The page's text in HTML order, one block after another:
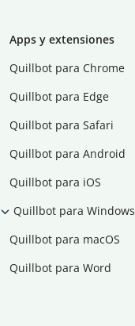
Apps y extensiones
Quillbot para Chrome
Quillbot para Edge
Quillbot para Safari
Quillbot para Android
Quillbot para iOS
Quillbot para Windows
Quillbot para macOS
Quillbot para Word